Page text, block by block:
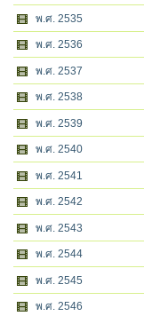
พ.ศ. 2535
พ.ศ. 2536
พ.ศ. 2537
พ.ศ. 2538
พ.ศ. 2539
พ.ศ. 2540
พ.ศ. 2541
พ.ศ. 2542
พ.ศ. 2543
พ.ศ. 2544
พ.ศ. 2545
พ.ศ. 2546